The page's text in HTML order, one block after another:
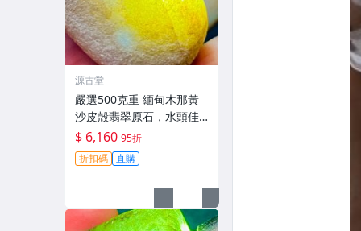
源古堂
嚴選500克重 緬甸木那黃
沙皮殻翡翠原石，水頭佳
種水化開，肉質細膩強壓
手感，皮殼完整，適合打
造手鐲、把件及牌子，天
$ 6,160 95折
折扣碼 直購